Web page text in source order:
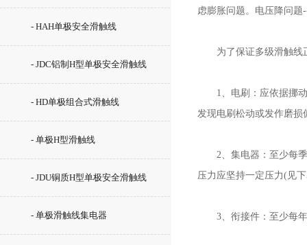
- HAH单极安全滑触线
- JDC铝制H型单极安全滑触线
- HD单极组合式滑触线
- 单极H型滑触线
- JDU铜质H型单极安全滑触线
- 单极滑触线集电器
虑膨胀问题。电压降问
为了保证多级滑触线正
1、电刷：应依据挪动
发现电刷松动或发作磨损
2、集电器：至少每季
压力应坚持一定压力(见
3、衔接件：至少每年